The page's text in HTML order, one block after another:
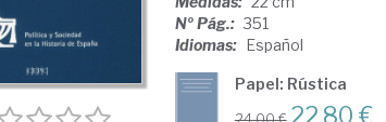
Nº Pág.: 351
Idiomas: Español
Papel: Rústica
22,80 €